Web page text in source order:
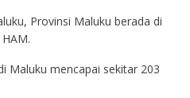
Provinsi Maluku berada di
Maluku mencapai sekitar 203